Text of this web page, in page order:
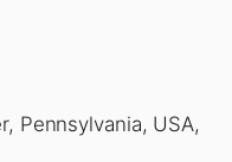
Pennsylvania, USA,